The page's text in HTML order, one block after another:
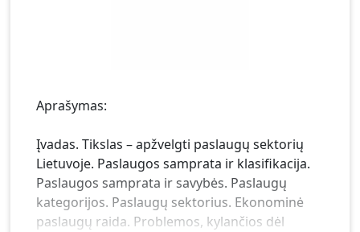
Aprašymas:
Įvadas. Tikslas – apžvelgti paslaugų sektorių
Lietuvoje. Paslaugos samprata ir klasifikacija.
Paslaugos samprata ir savybės. Paslaugų
kategorijos. Paslaugų sektorius. Ekonominė
paslaugų raida. Problemos, kylančios dėl